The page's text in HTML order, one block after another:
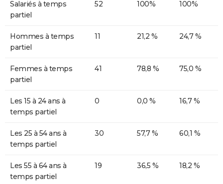
Salariés à temps
partiel
52 100% 100%
Hommes à temps
partiel
11 21,2 % 24,7 %
Femmes à temps
partiel
41 78,8 % 75,0 %
Les 15 à 24 ans à
temps partiel
0 0,0 % 16,7 %
Les 25 à 54 ans à
temps partiel
30 57,7 % 60,1 %
Les 55 à 64 ans à
temps partiel
19 36,5 % 18,2 %